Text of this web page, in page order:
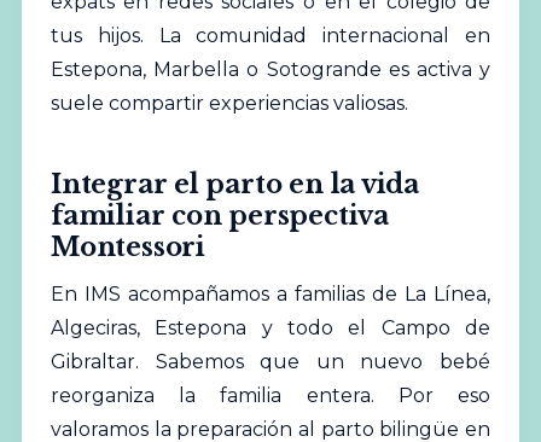
tus hijos. La comunidad internacional en
Estepona, Marbella o Sotogrande es activa y
suele compartir experiencias valiosas.
Integrar el parto en la vida
familiar con perspectiva
Montessori
En IMS acompañamos a familias de La Línea,
Algeciras, Estepona y todo el Campo de
Gibraltar. Sabemos que un nuevo bebé
reorganiza la familia entera. Por eso
valoramos la preparación al parto bilingüe en